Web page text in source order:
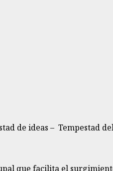
de ideas – Tempestad
que facilita el